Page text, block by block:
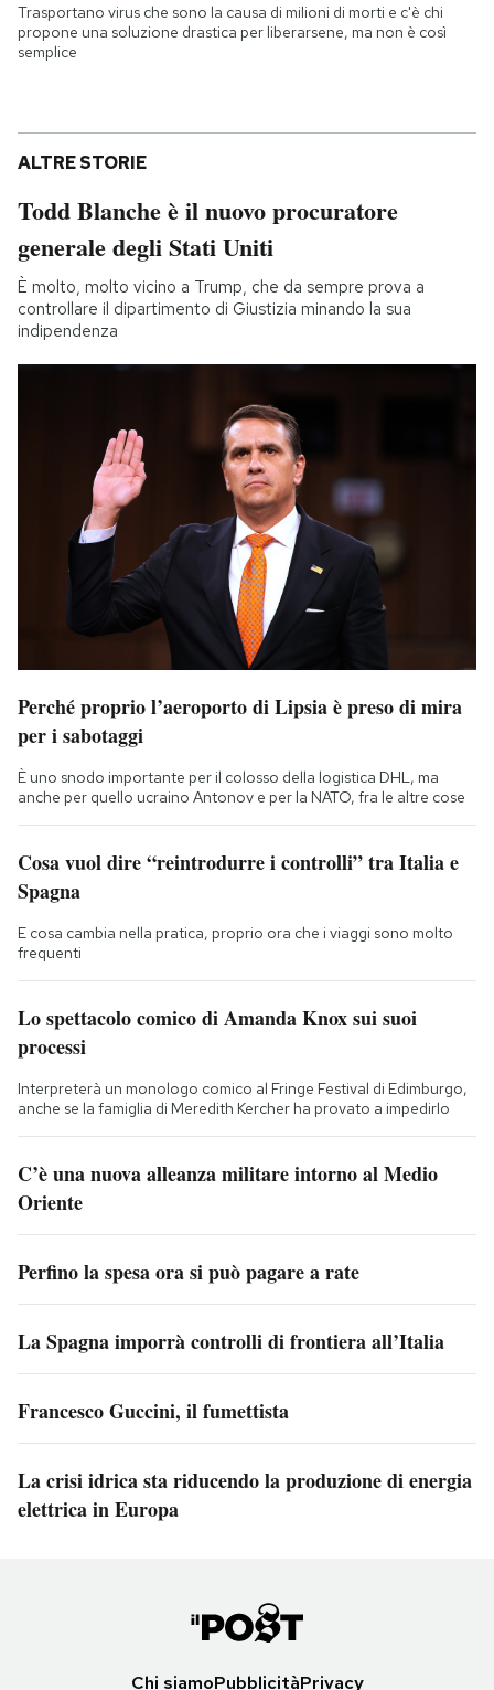
Trasportano virus che sono la causa di milioni di morti e c'è chi
propone una soluzione drastica per liberarsene, ma non è così
semplice
ALTRE STORIE
Todd Blanche è il nuovo procuratore
generale degli Stati Uniti
È molto, molto vicino a Trump, che da sempre prova a
controllare il dipartimento di Giustizia minando la sua
indipendenza
Perché proprio l’aeroporto di Lipsia è preso di mira
per i sabotaggi
È uno snodo importante per il colosso della logistica DHL, ma
anche per quello ucraino Antonov e per la NATO, fra le altre cose
Cosa vuol dire “reintrodurre i controlli” tra Italia e
Spagna
E cosa cambia nella pratica, proprio ora che i viaggi sono molto
frequenti
Lo spettacolo comico di Amanda Knox sui suoi
processi
Interpreterà un monologo comico al Fringe Festival di Edimburgo,
anche se la famiglia di Meredith Kercher ha provato a impedirlo
C’è una nuova alleanza militare intorno al Medio
Oriente
Perfino la spesa ora si può pagare a rate
La Spagna imporrà controlli di frontiera all’Italia
Francesco Guccini, il fumettista
La crisi idrica sta riducendo la produzione di energia
elettrica in Europa
Chi siamoPubblicitàPrivacy